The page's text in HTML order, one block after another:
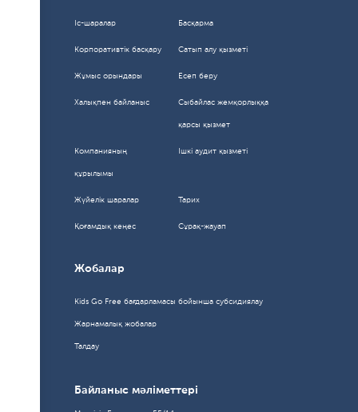
Іс-шаралар Басқарма
Корпоративтік басқару Сатып алу қызметі
Жұмыс орындары Есеп беру
Халықпен байланыc Сыбайлас жемқорлыққа
қарсы қызмет
Компанияның
құрылымы
Ішкі аудит қызметі
Жүйелік шаралар Тарих
Қоғамдық кеңес Сұрақ-жауап
Жобалар
Kids Go Free бағдарламасы бойынша субсидиялау
Жарнамалық жобалар
Талдау
Байланыс мәліметтері